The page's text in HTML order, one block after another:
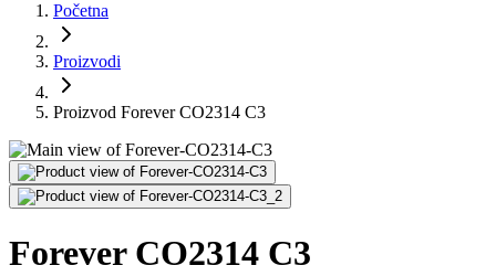
Početna
Proizvodi
Proizvod Forever CO2314 C3
Forever CO2314 C3